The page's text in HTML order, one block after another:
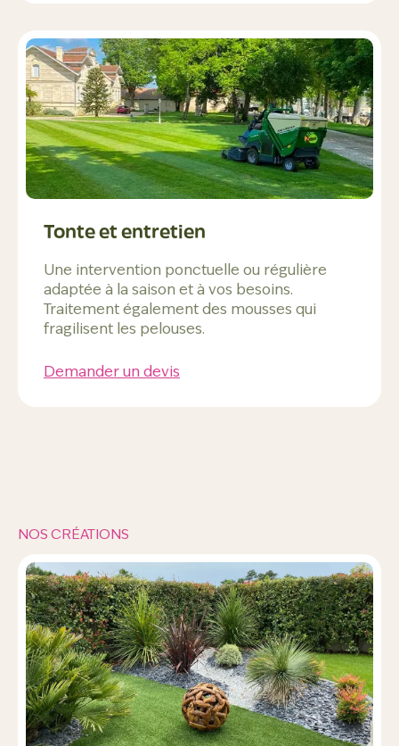
Tonte et entretien
Une intervention ponctuelle ou régulière
adaptée à la saison et à vos besoins.
Traitement également des mousses qui
fragilisent les pelouses.
Demander un devis
NOS CRÉATIONS